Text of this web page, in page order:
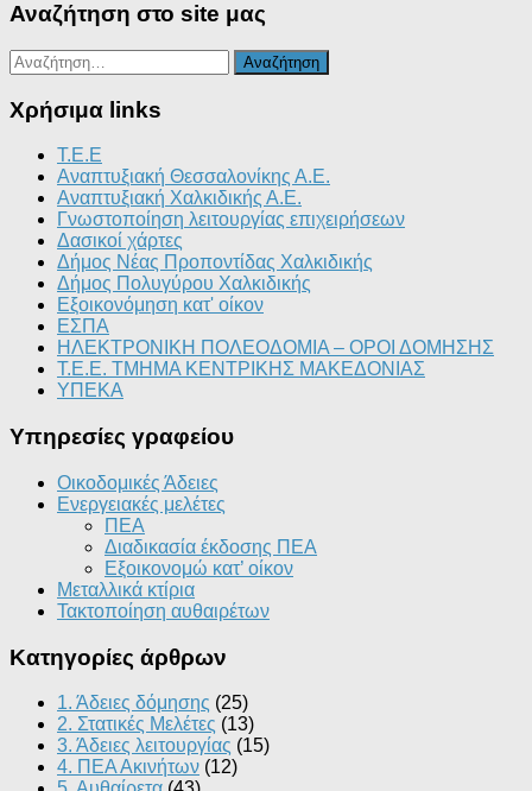
Αναζήτηση στο site μας
Αναζήτηση
για:
Χρήσιμα links
T.E.E
Αναπτυξιακή Θεσσαλονίκης Α.Ε.
Αναπτυξιακή Χαλκιδικής Α.Ε.
Γνωστοποίηση λειτουργίας επιχειρήσεων
Δασικοί χάρτες
Δήμος Νέας Προποντίδας Χαλκιδικής
Δήμος Πολυγύρου Χαλκιδικής
Εξοικονόμηση κατ' οίκον
ΕΣΠΑ
ΗΛΕΚΤΡΟΝΙΚΗ ΠΟΛΕΟΔΟΜΙΑ – ΟΡΟΙ ΔΟΜΗΣΗΣ
Τ.Ε.Ε. ΤΜΗΜΑ ΚΕΝΤΡΙΚΗΣ ΜΑΚΕΔΟΝΙΑΣ
ΥΠΕΚΑ
Υπηρεσίες γραφείου
Οικοδομικές Άδειες
Ενεργειακές μελέτες
ΠΕΑ
Διαδικασία έκδοσης ΠΕΑ
Εξοικονομώ κατ’ οίκoν
Μεταλλικά κτίρια
Τακτοποίηση αυθαιρέτων
Κατηγορίες άρθρων
1. Άδειες δόμησης (25)
2. Στατικές Μελέτες (13)
3. Άδειες λειτουργίας (15)
4. ΠΕΑ Ακινήτων (12)